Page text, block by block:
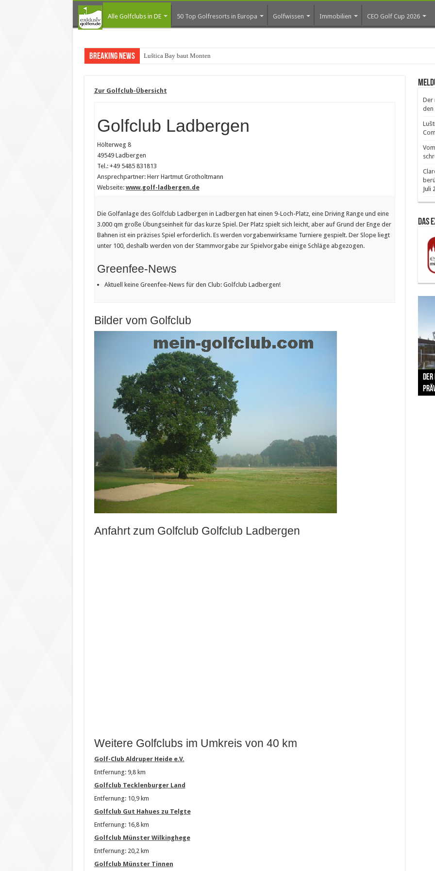
Alle Golfclubs in DE 50 Top Golfresorts in Europa Golfwissen Immobilien CEO Golf Cup 2026
Breaking News Luštica Bay baut Montenegros erste Golf-Comm
Zur Golfclub-Übersicht
Golfclub Ladbergen
Hölterweg 8
49549 Ladbergen
Tel.: +49 5485 831813
Ansprechpartner: Herr Hartmut Grotholtmann
Webseite: www.golf-ladbergen.de
Die Golfanlage des Golfclub Ladbergen in Ladbergen hat einen 9-Loch-Platz, eine Driving Range und eine
3.000 qm große Übungseinheit für das kurze Spiel. Der Platz spielt sich leicht, aber auf Grund der Enge der
Bahnen ist ein präzises Spiel erforderlich. Es werden vorgabenwirksame Turniere gespielt. Der Slope liegt
unter 100, deshalb werden von der Stammvorgabe zur Spielvorgabe einige Schläge abgezogen.
Greenfee-News
Aktuell keine Greenfee-News für den Club: Golfclub Ladbergen!
Bilder vom Golfclub
Anfahrt zum Golfclub Golfclub Ladbergen
Weitere Golfclubs im Umkreis von 40 km
Golf-Club Aldruper Heide e.V.
Entfernung: 9,8 km
Golfclub Tecklenburger Land
Entfernung: 10,9 km
Golfclub Gut Hahues zu Telgte
Entfernung: 16,8 km
Golfclub Münster Wilkinghege
Entfernung: 20,2 km
Golfclub Münster Tinnen
Der
den
Juli
Das
The